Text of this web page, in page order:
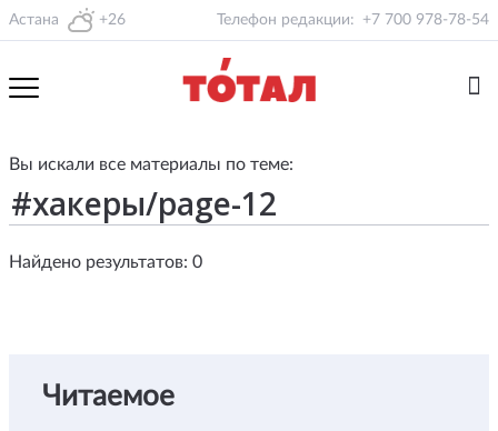
Астана +26 Телефон редакции: +7 700 978-78-54
Вы искали все материалы по теме:
Найдено результатов: 0
Читаемое